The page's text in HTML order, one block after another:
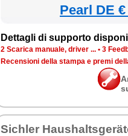
Pearl DE
Dettagli di supporto
2 Scarica manuale, driver ... • 3
Recensioni della stampa e premi
Sichler